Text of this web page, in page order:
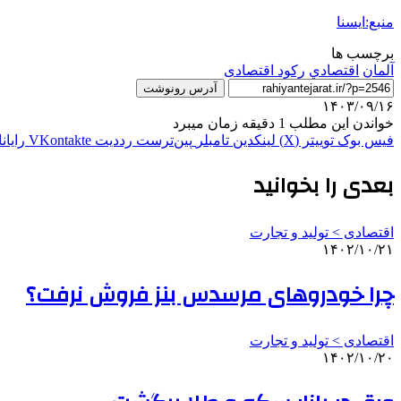
منبع:ایسنا
برچسب ها
آلمان اقتصادي رکود اقتصادی
آدرس رونوشت
۱۴۰۳/۰۹/۱۶
خواندن این مطلب 1 دقیقه زمان میبرد
فیس بوک توییتر (X) لینکدین ‫تامبلر ‫پین‌ترست ‫رددیت ‫VKontakte
بعدی را بخوانید
اقتصادی > تولید و تجارت
۱۴۰۲/۱۰/۲۱
چرا خودروهای مرسدس بنز فروش نرفت؟
اقتصادی > تولید و تجارت
۱۴۰۲/۱۰/۲۰